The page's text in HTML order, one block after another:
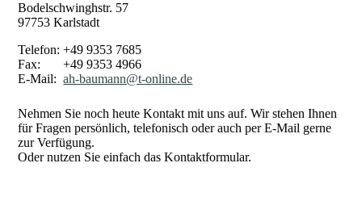
Bodelschwinghstr. 57
97753 Karlstadt
Telefon: +49 9353 7685
Fax: +49 9353 4966
E-Mail:ah-baumann@t-online.de
Nehmen Sie noch heute Kontakt mit uns auf. Wir stehen Ihnen
für Fragen persönlich, telefonisch oder auch per E-Mail gerne
zur Verfügung.
Oder nutzen Sie einfach das Kontaktformular.